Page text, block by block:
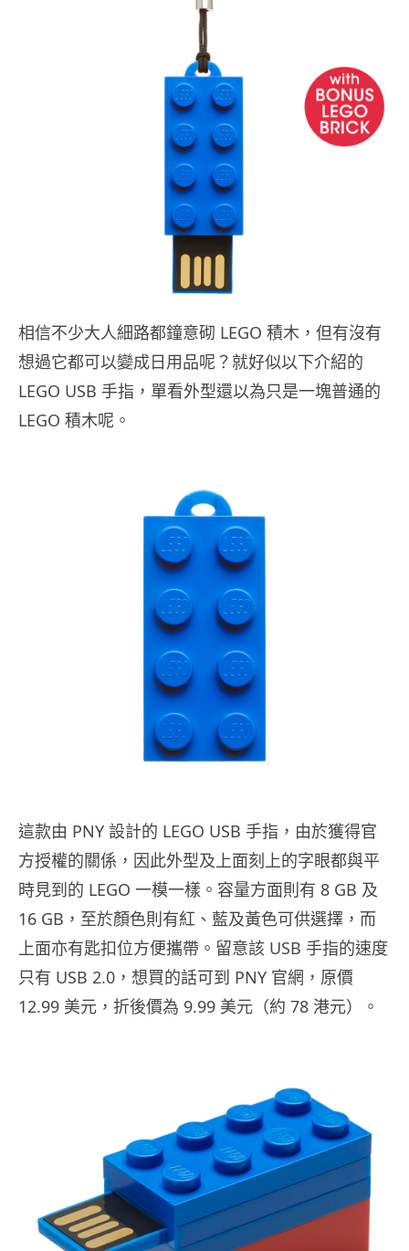
相信不少大人細路都鐘意砌 LEGO 積木，但有沒有
想過它都可以變成日用品呢？就好似以下介紹的
LEGO USB 手指，單看外型還以為只是一塊普通的
LEGO 積木呢。
這款由 PNY 設計的 LEGO USB 手指，由於獲得官
方授權的關係，因此外型及上面刻上的字眼都與平
時見到的 LEGO 一模一樣。容量方面則有 8 GB 及
16 GB，至於顏色則有紅、藍及黃色可供選擇，而
上面亦有匙扣位方便攜帶。留意該 USB 手指的速度
只有 USB 2.0，想買的話可到 PNY 官網，原價
12.99 美元，折後價為 9.99 美元（約 78 港元）。